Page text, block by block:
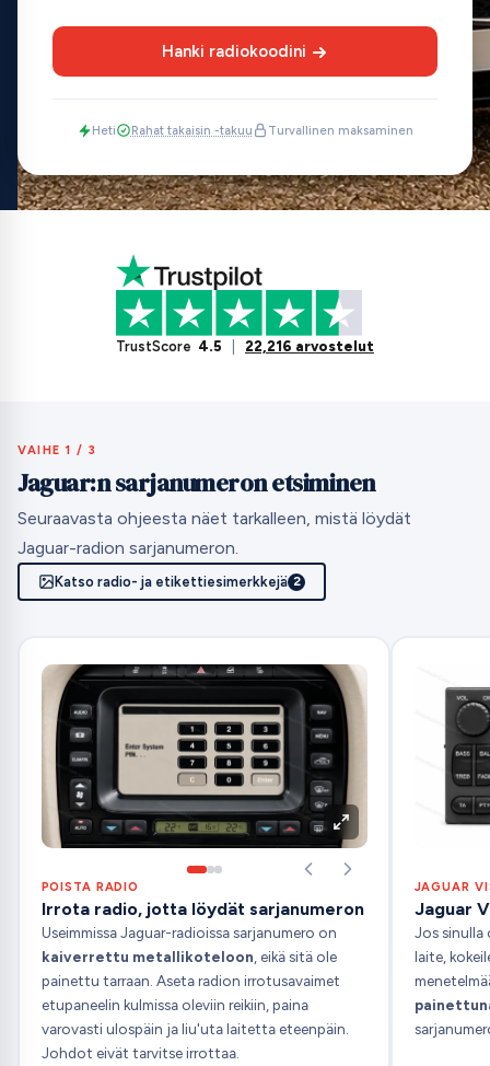
Hanki radiokoodini
Heti Rahat takaisin -takuu Turvallinen maksaminen
TrustScore 4.5 22,216 arvostelut
VAIHE 1 / 3
Jaguar:n sarjanumeron etsiminen
Seuraavasta ohjeesta näet tarkalleen, mistä löydät
Jaguar-radion sarjanumeron.
Katso radio- ja etikettiesimerkkejä 2
POISTA RADIO
Irrota radio, jotta löydät sarjanumeron
Useimmissa Jaguar-radioissa sarjanumero on
kaiverrettu metallikoteloon , eikä sitä ole
painettu tarraan. Aseta radion irrotusavaimet
etupaneelin kulmissa oleviin reikiin, paina
varovasti ulospäin ja liu'uta laitetta eteenpäin.
Johdot eivät tarvitse irrottaa.
JAGUAR
Jaguar
Jos sinulla
laite,